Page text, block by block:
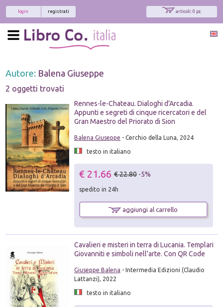
articoli: 0 pz.
registrati
login
Autore: Balena Giuseppe
2 oggetti trovati
Rennes-le-Chateau. Dialoghi d'Arcadia.
Appunti e segreti di cinque ricercatori e del
Gran Maestro del Priorato di Sion
Balena Giuseppe - Cerchio della Luna, 2024
testo in italiano
€ 21.66 € 22.80 -5%
spedito in 24h
aggiungi al carrello
Cavalieri e misteri in terra di Lucania. Templari
Giovanniti e simboli nell'arte. Con QR Code
Giuseppe Balena - Intermedia Edizioni (Claudio
Lattanzi), 2022
testo in italiano